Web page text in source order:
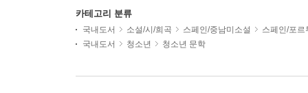
카테고리 분류
국내도서 소설/시/희곡 스페인/중남미소설
스페인/포르
국내도서
청소년 청소년 문학